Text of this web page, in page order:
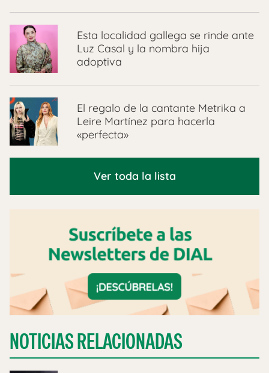
Esta localidad gallega se rinde ante
Luz Casal y la nombra hija
adoptiva
El regalo de la cantante Metrika a
Leire Martínez para hacerla
«perfecta»
Ver toda la lista
NOTICIAS RELACIONADAS